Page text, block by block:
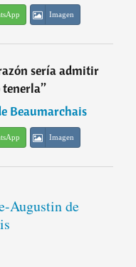
Imagen
sería admitir
tenerla”
Beaumarchais
Imagen
Augustin de